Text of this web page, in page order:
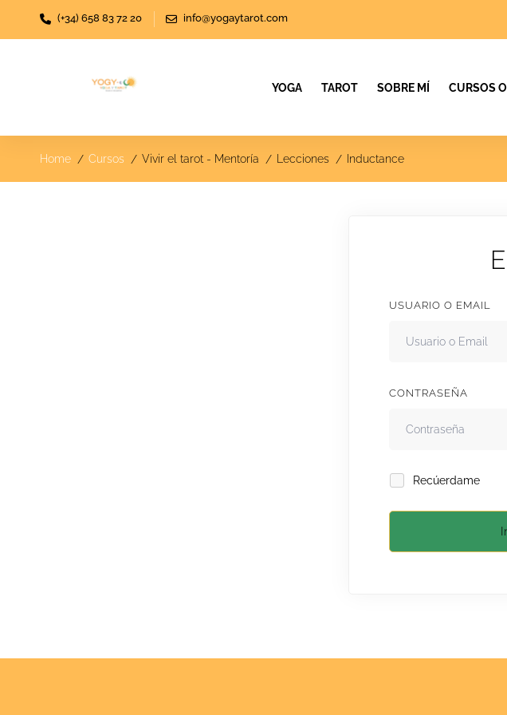
(+34) 658 83 72 20 info@yogaytarot.com
YOGA TAROT SOBRE MÍ CURSOS
Home Cursos Vivir el tarot - Mentoría Lecciones Inductance
USUARIO O EMAIL
CONTRASEÑA
Recúerdame